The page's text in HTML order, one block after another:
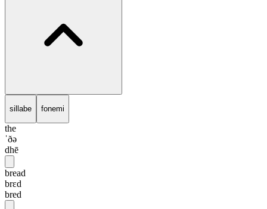
sillabe fonemi
the
ˈðə
dhē
bread
brɛd
bred